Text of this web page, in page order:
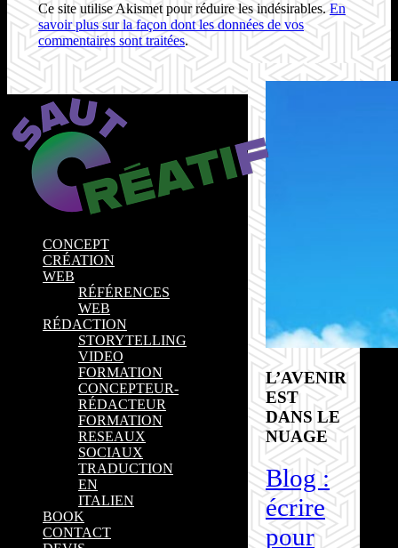
Ce site utilise Akismet pour réduire les indésirables.En
savoir plus sur la façon dont les données de vos
commentaires sont traitées.
L’AVENIR
EST
DANS LE
NUAGE
Blog :
écrire
pour
CONCEPT
CRÉATION
WEB
RÉFÉRENCES
WEB
RÉDACTION
STORYTELLING
VIDEO
FORMATION
CONCEPTEUR-
RÉDACTEUR
FORMATION
RESEAUX
SOCIAUX
TRADUCTION
EN
ITALIEN
BOOK
CONTACT